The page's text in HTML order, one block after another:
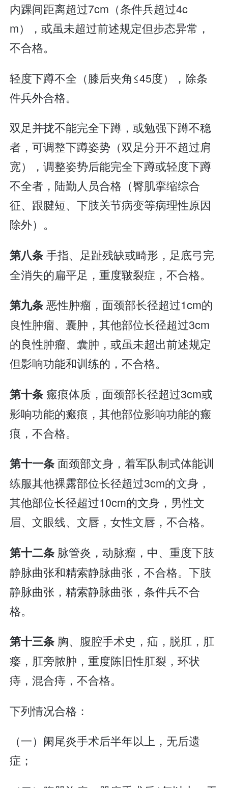
内踝间距离超过7cm（条件兵超过4c
m），或虽未超过前述规定但步态异常，
不合格。
轻度下蹲不全（膝后夹角≤45度），除条
件兵外合格。
双足并拢不能完全下蹲，或勉强下蹲不稳
者，可调整下蹲姿势（双足分开不超过肩
宽），调整姿势后能完全下蹲或轻度下蹲
不全者，陆勤人员合格（臀肌挛缩综合
征、跟腱短、下肢关节病变等病理性原因
除外）。
第八条手指、足趾残缺或畸形，足底弓完
全消失的扁平足，重度皲裂症，不合格。
第九条恶性肿瘤，面颈部长径超过1cm的
良性肿瘤、囊肿，其他部位长径超过3cm
的良性肿瘤、囊肿，或虽未超出前述规定
但影响功能和训练的，不合格。
第十条 瘢痕体质，面颈部长径超过3cm或
影响功能的瘢痕，其他部位影响功能的瘢
痕，不合格。
第十一条面颈部文身，着军队制式体能训
练服其他裸露部位长径超过3cm的文身，
其他部位长径超过10cm的文身，男性文
眉、文眼线、文唇，女性文唇，不合格。
第十二条 脉管炎，动脉瘤，中、重度下肢
静脉曲张和精索静脉曲张，不合格。下肢
静脉曲张，精索静脉曲张，条件兵不合
格。
第十三条 胸、腹腔手术史，疝，脱肛，肛
瘘，肛旁脓肿，重度陈旧性肛裂，环状
痔，混合痔，不合格。
下列情况合格：
（一）阑尾炎手术后半年以上，无后遗
症；